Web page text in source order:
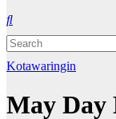
Kotawaringin
May Day